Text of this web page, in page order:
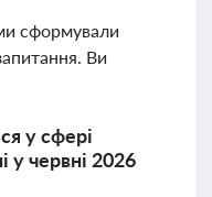
сформували
Ви
у сфері
у червні 2026